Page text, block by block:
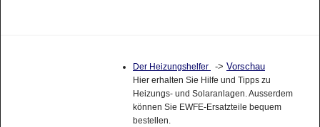
Der Heizungshelfer -> Vorschau
Hier erhalten Sie Hilfe und Tipps zu
Heizungs- und Solaranlagen. Ausserdem
können Sie EWFE-Ersatzteile bequem
bestellen.